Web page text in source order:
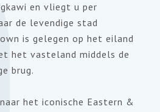
en vliegt u per
de levendige stad
is gelegen op het eiland
het vasteland middels de
brug.
het iconische Eastern &